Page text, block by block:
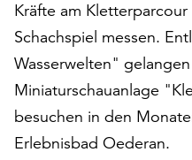
ändern
und
widerrufen.
Dafür
steht
Ihnen
am
Ende
Kräfte am
Schachspiel messen.
Wasserwelten"
Miniaturschauanlage
besuchen in den
Erlebnisbad Oederan.